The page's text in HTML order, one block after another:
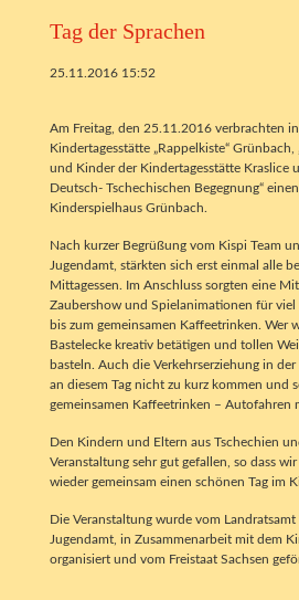
Tag der Sprachen
25.11.2016 15:52
Am Freitag, den 25.11.2016 verbrachten
Kindertagesstätte „Rappelkiste“ Grünbach,
und Kinder der Kindertagesstätte Kraslice
Deutsch- Tschechischen Begegnung“
Kinderspielhaus Grünbach.
Nach kurzer Begrüßung vom Kispi Team
Jugendamt, stärkten sich erst einmal alle
Mittagessen. Im Anschluss sorgten eine
Zaubershow und Spielanimationen für
bis zum gemeinsamen Kaffeetrinken. Wer
Bastelecke kreativ betätigen und tollen
basteln. Auch die Verkehrserziehung in
an diesem Tag nicht zu kurz kommen und
gemeinsamen Kaffeetrinken – Autofahren
Den Kindern und Eltern aus Tschechien
Veranstaltung sehr gut gefallen, so dass
wieder gemeinsam einen schönen Tag im
Die Veranstaltung wurde vom Landratsamt
Jugendamt, in Zusammenarbeit mit dem
organisiert und vom Freistaat Sachsen